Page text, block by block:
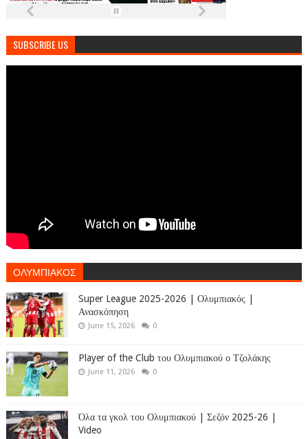
SUBSCRIBE US
ΟΛΥΜΠΙΑΚΟΣ
Super League 2025-2026 | Ολυμπιακός |
Ανασκόπηση
June 15, 2026 0
Player of the Club του Ολυμπιακού ο Τζολάκης
June 11, 2026 0
Όλα τα γκολ του Ολυμπιακού | Σεζόν 2025-26 |
Video